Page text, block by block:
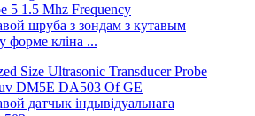
шруба з зондам з кутавым
форме кліна ...
датчык індывідуальнага